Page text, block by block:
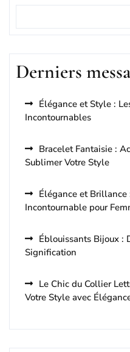
Derniers
Élégance et Style :
Incontournables
Bracelet Fantaisie :
Sublimer Votre Style
Élégance et Brillance
Incontournable pour
Éblouissants Bijoux :
Signification
Le Chic du Collier
Votre Style avec